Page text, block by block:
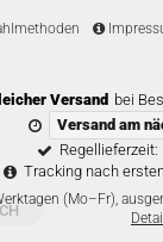
Versand bei
Versand am
Regellieferzeit:
Tracking nach
(Mo–Fr),